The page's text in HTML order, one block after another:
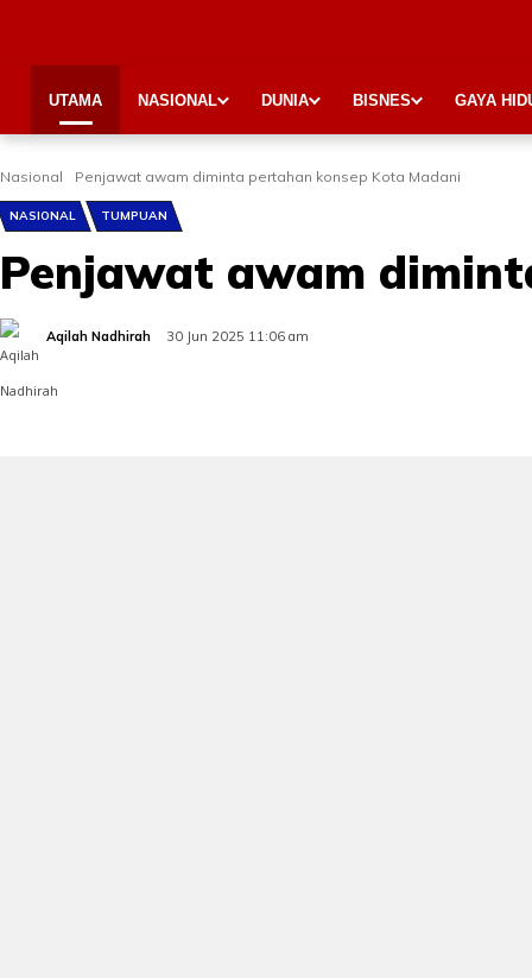
UTAMA NASIONAL DUNIA BISNES GAYA
Nasional Penjawat awam diminta pertahan konsep Kota Madani
NASIONAL TUMPUAN
Penjawat awam
Aqilah Nadhirah 30 Jun 2025 11:06 am